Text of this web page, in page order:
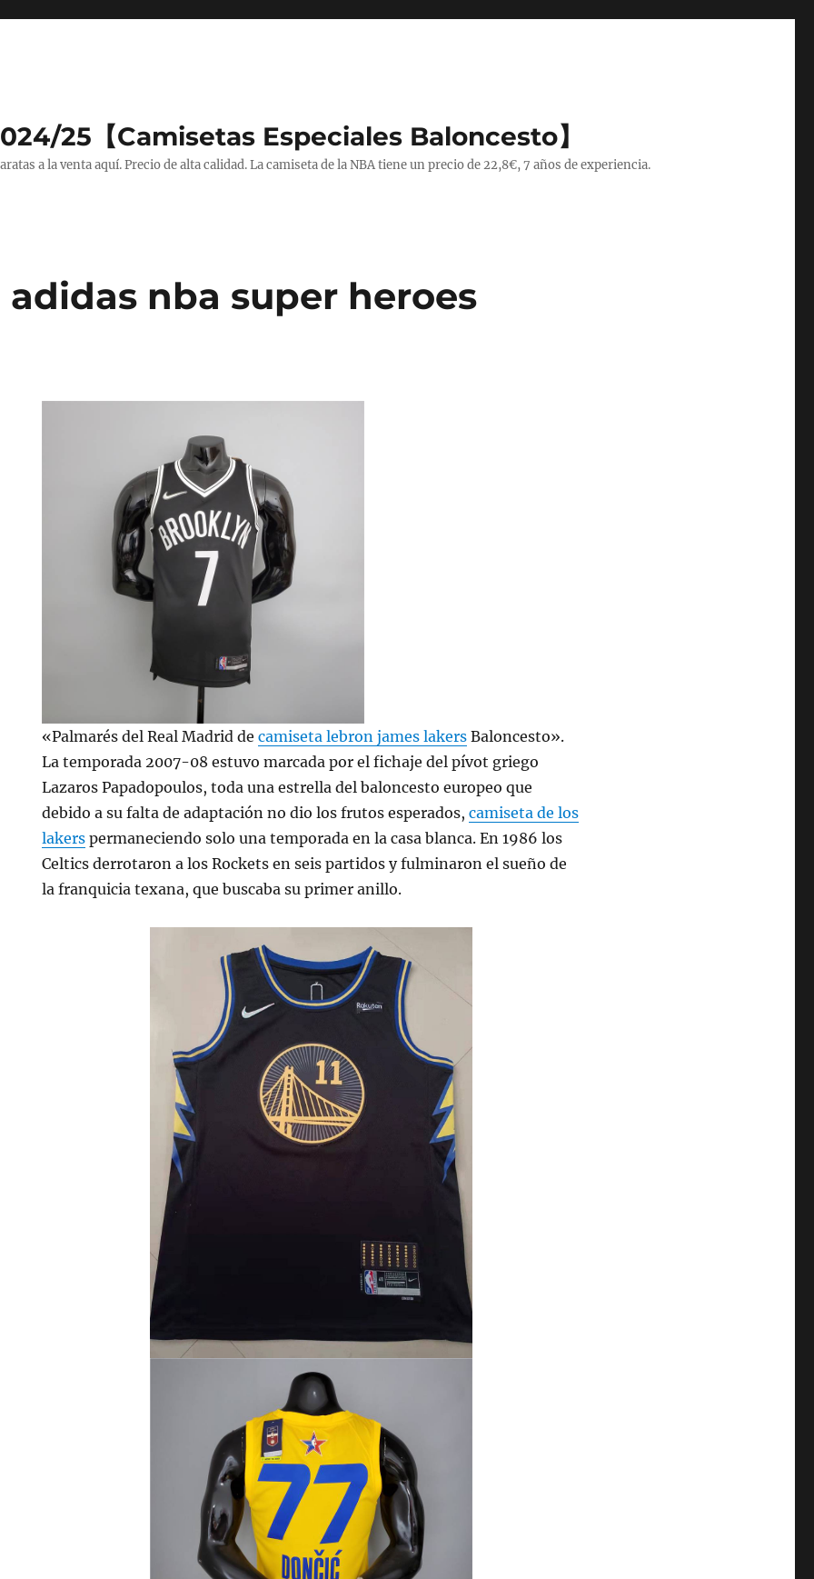
25【Camisetas Especiales Baloncesto】
a la venta aquí. Precio de alta calidad. La camiseta de la NBA tiene un precio de 22,8€, 7 años de experiencia.
nba super heroes
«Palmarés del Real Madrid decamiseta lebron james lakers Baloncesto».
La temporada 2007-08 estuvo marcada por el fichaje del pívot griego
Lazaros Papadopoulos, toda una estrella del baloncesto europeo que
debido a su falta de adaptación no dio los frutos esperados,camiseta de los
lakers permaneciendo solo una temporada en la casa blanca. En 1986 los
Celtics derrotaron a los Rockets en seis partidos y fulminaron el sueño de
la franquicia texana, que buscaba su primer anillo.